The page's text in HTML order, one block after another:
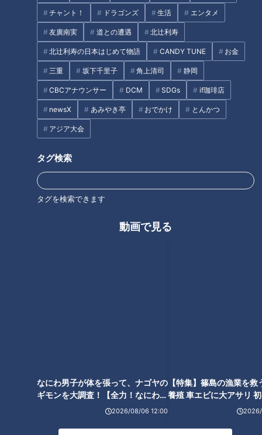
チャント！ ドラゴンズ 生活 エンタメ
友廣南実 道との遭遇 北辻利寿
北辻利寿の日本はじめて物語 CANDY TUNE お金
三重 坂下千里子 角上清司 静岡
CBCアナウンサー DCM SDGs if珈琲店
newsX あみやき亭 おでかけ とんかつ
アジア大会
タグ検索
タグを検索できます
動画で見る
2026/08/06 12:00
ホイップクリームたっぷりの甘
いスパゲティ！？ 全国からお客
が集まる人気喫茶店の名物に驚
き！500円で食べられるバイキ
ング形式の食べ放題モーニング
カレーの「CoCo壱番屋」 噂
の“新タイプ”店がついに名古屋
上陸！東海地方の有名店が始め
た新業態を体験リポート
ナゴヤ大注目店SP！超穴場の隠
れ家すぎる名店を紹介！【花咲